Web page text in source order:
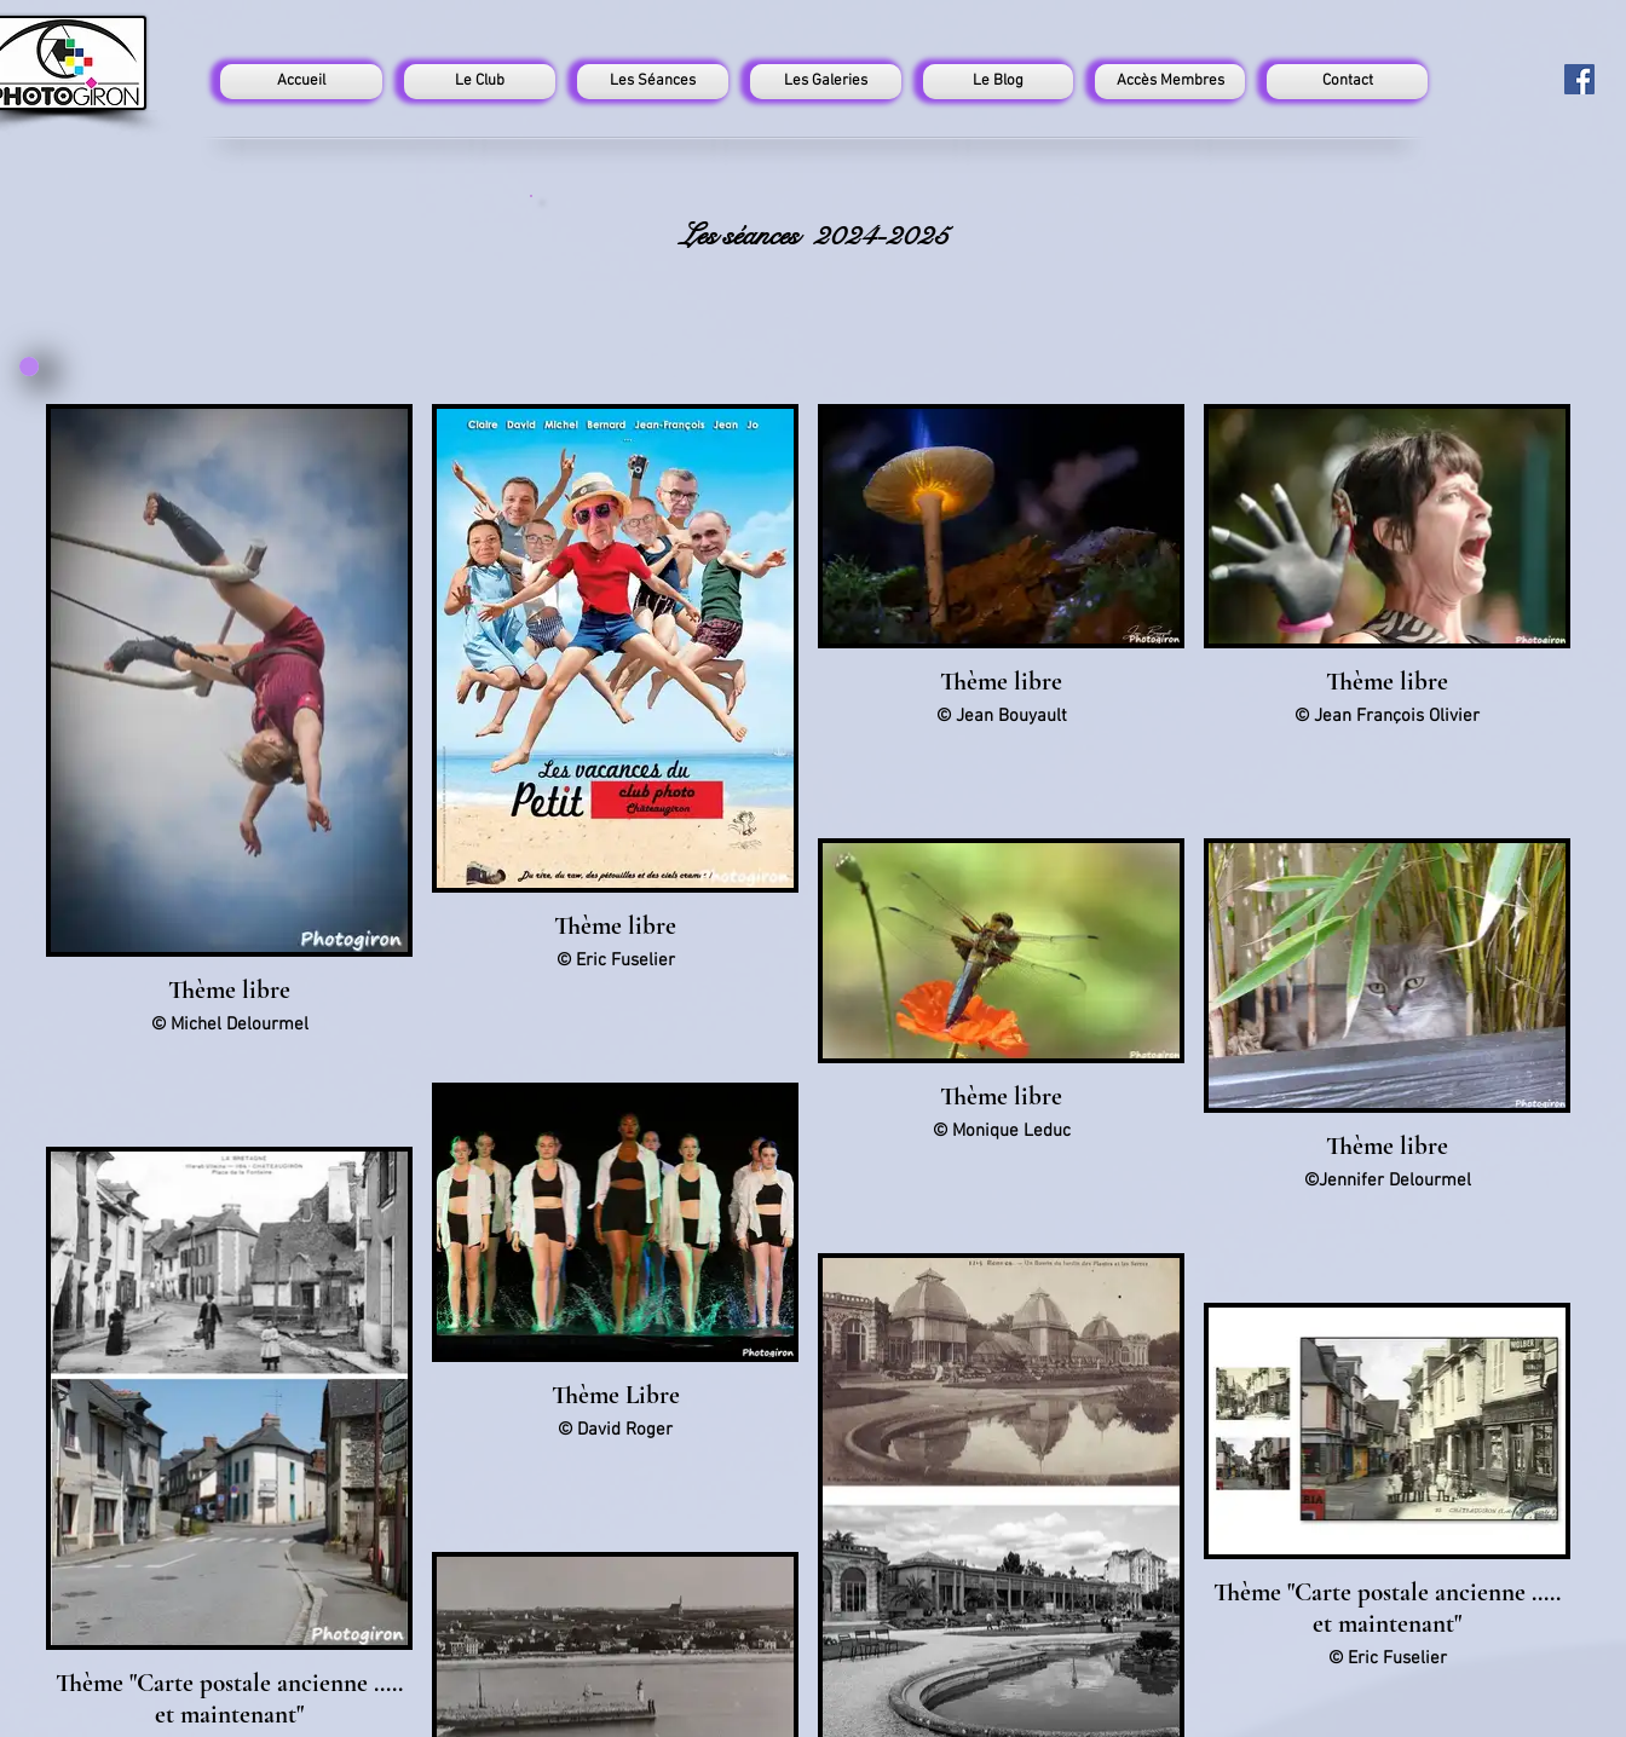
Accueil Le Club Les Séances Les Galeries Le Blog Accès Membres Contact
Les séances 2024-2025
Thème libre
© Michel Delourmel
Thème libre
© Eric Fuselier
Thème libre
© Jean Bouyault
Thème libre
© Jean François Olivier
Thème libre
© Monique Leduc Thème libre
©Jennifer Delourmel
Thème Libre
© David Roger
Thème "Carte postale ancienne .....
et maintenant"
Thème "Carte postale ancienne .....
et maintenant"
© Eric Fuselier